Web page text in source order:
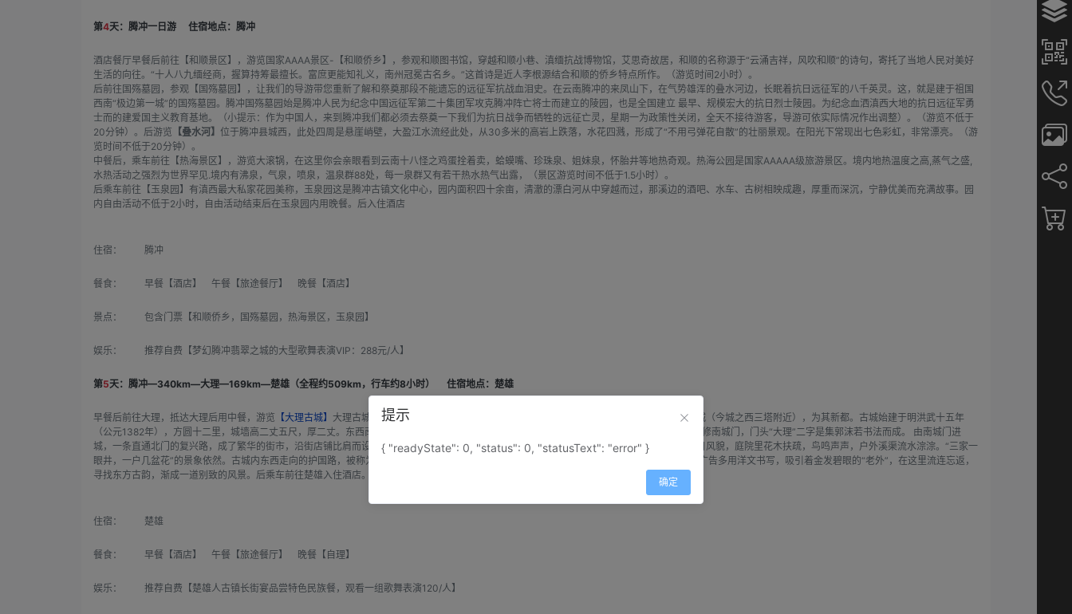
第4天：腾冲一日游 住宿地点：腾冲
酒店餐厅早餐后前往【和顺景区】，游览国家AAAA景区-【和顺侨乡】，参观和顺图书馆，穿越和顺小巷、滇缅抗战博物馆，艾思奇故居，和顺的名称源于“云涌吉祥，风吹和顺”的诗句，寄托了当地人民对美好
生活的向往。“十人八九缅经商，握算持筹最擅长。富庶更能知礼义，南州冠冕古名乡。”这首诗是近人李根源结合和顺的侨乡特点所作。（游览时间2小时）。
后前往国殇墓园，参观【国殇墓园】，让我们的导游带您重新了解和祭奠那段不能遗忘的远征军抗战血泪史。在云南腾冲的来凤山下，在气势雄浑的叠水河边，长眠着抗日远征军的八千英灵。这，就是建于祖国
西南“极边第一城”的国殇墓园。腾冲国殇墓园始是腾冲人民为纪念中国远征军第二十集团军攻克腾冲阵亡将士而建立的陵园，也是全国建立 最早、规模宏大的抗日烈士陵园。为纪念血洒滇西大地的抗日远征军勇
士而的建爱国主义教育基地。（小提示：作为中国人，来到腾冲我们都必须去祭奠一下我们为抗日战争而牺牲的远征亡灵，星期一为政策性关闭，全天不接待游客，导游可依实际情况作出调整）。（游览不低于
20分钟）。后游览 【叠水河】 位于腾冲县城西，此处四周是悬崖峭壁，大盈江水流经此处，从30多米的高岩上跌落，水花四溅，形成了“不用弓弹花自散”的壮丽景观。在阳光下常现出七色彩虹，非常漂亮。（游
览时间不低于20分钟）。
中餐后，乘车前往【热海景区】，游览大滚锅，在这里你会亲眼看到云南十八怪之鸡蛋拴着卖，蛤蟆嘴、珍珠泉、姐妹泉，怀胎井等地热奇观。热海公园是国家AAAAA级旅游景区。境内地热温度之高,蒸气之盛,
水热活动之强烈为世界罕见.境内有沸泉，气泉，喷泉，温泉群88处，每一泉群又有若干热水热气出露，（景区游览时间不低于1.5小时）。
后乘车前往【玉泉园】有滇西最大私家花园美称，玉泉园这是腾冲古镇文化中心，园内面积四十余亩，清澈的漂白河从中穿越而过，那溪边的酒吧、水车、古树相映成趣，厚重而深沉，宁静优美而充满故事。园
内自由活动不低于2小时，自由活动结束后在玉泉园内用晚餐。后入住酒店
住宿： 腾冲
餐食： 早餐【酒店】 午餐【旅途餐厅】 晚餐【酒店】
景点： 包含门票【和顺侨乡，国殇墓园，热海景区，玉泉园】
娱乐： 推荐自费【梦幻腾冲翡翠之城的大型歌舞表演VIP：288元/人】
第5天：腾冲—340km—大理—169km—楚雄（全程约509km，行车约8小时） 住宿地点：楚雄
早餐后前往大理，抵达大理后用中餐，游览 【大理古城】 大理古城简称叶榆，又称紫城，其历史可追溯至唐天宝年间，南诏王阁逻凤筑的羊苴咩城（今城之西三塔附近），为其新都。古城始建于明洪武十五年
（公元1382年），方圆十二里，城墙高二丈五尺，厚二丈。东西南北各设一门，均有城楼，四角还有角楼。解放初，城墙均被拆毁。1982年，重修南城门，门头“大理”二字是集郭沫若书法而成。 由南城门进
城，一条直通北门的复兴路，成了繁华的街市，沿街店铺比肩而设，出售大理石、扎染等民族工艺品及珠宝玉石。街巷间一些老宅，也仍可寻昔日风貌，庭院里花木扶疏，鸟鸣声声，户外溪渠流水淙淙。“三家一
眼井，一户几盆花”的景象依然。古城内东西走向的护国路，被称为“洋人街”。这里一家接一家的中西餐馆、咖啡馆、茶馆及工艺品商店，招牌、广告多用洋文书写，吸引着金发碧眼的“老外”，在这里流连忘返，
寻找东方古韵，渐成一道别致的风景。后乘车前往楚雄入住酒店。
住宿： 楚雄
餐食： 早餐【酒店】 午餐【旅途餐厅】 晚餐【自理】
娱乐： 推荐自费【楚雄人古镇长街宴品尝特色民族餐，观看一组歌舞表演120/人】
提示
{ "readyState": 0, "status": 0, "statusText": "error" }
确定